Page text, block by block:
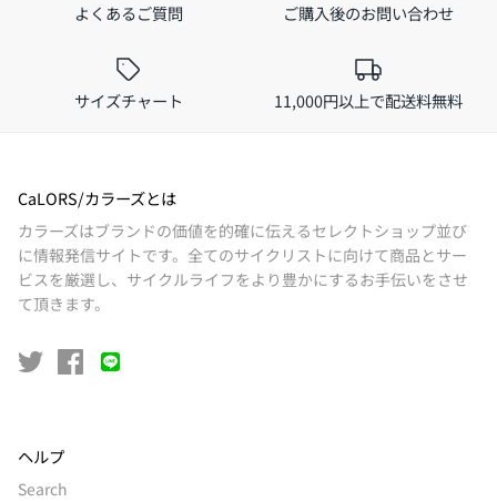
よくあるご質問 ご購入後のお問い合わせ
サイズチャート 11,000円以上で配送料無料
CaLORS/カラーズとは
カラーズはブランドの価値を的確に伝えるセレクトショップ並び
に情報発信サイトです。全てのサイクリストに向けて商品とサー
ビスを厳選し、サイクルライフをより豊かにするお手伝いをさせ
て頂きます。
ヘルプ
Search